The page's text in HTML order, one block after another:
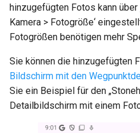
hinzugefügten Fotos kann über
Kamera > Fotogröße‘
Fotogrößen benötigen mehr
Sie können die hinzugefügten
Bildschirm mit den
Sie ein Beispiel für den
Detailbildschirm mit einem